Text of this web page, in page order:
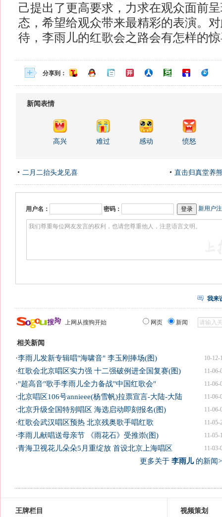
己提出了更高要求，力求在观众面前
态，希望给观众带来最精彩的表演。
待，李雨儿的红歌会之路会有怎样的
分享到：
新闻表情
高兴 难过 感动 愤怒
二月二抬头龙见喜 直击归真堂养
用户名： 密码： 新用户
我来
上网从搜狗开始 网页 新闻
相关新闻
10-12-
·李雨儿发新专辑唱"海啸音" 李玉刚捧场(图)
11-06-
·红歌会北京唱区实力强 十二强破例进全国复赛(图)
11-06-
·"超高音"歌手李雨儿全力备战"中国红歌会"
11-06-
·北京唱区106号annieee(杨雪帆)拉票宣言-大陆-大陆
11-06-
·北京升级全国特别唱区 海选启动即刻报名(图)
11-05-
·红歌会武汉唱区预热 北京残奥歌手唱红歌
11-05-
·李雨儿献唱送母亲节 《雨花石》受推崇(图)
11-03-
·青海卫视花儿朵朵5月重绽放 首设北京上海唱区
更多关于 李雨儿的新闻
王牌栏目 视频策划